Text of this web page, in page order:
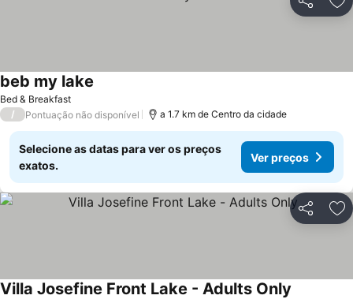
Partilhar
Bed & Breakfast
beb my lake
/ Pontuação não disponível a 1.7 km de Centro da cidade
Selecione as datas para ver os preços
exatos.
Ver preços
Partilhar
Villa Josefine Front Lake - Adults Only